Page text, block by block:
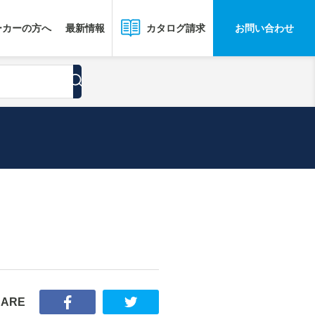
ーの方へ 最新情報 カタログ請求 お問い合わせ